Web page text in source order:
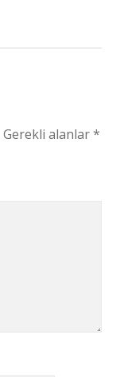
Gerekli alanlar*